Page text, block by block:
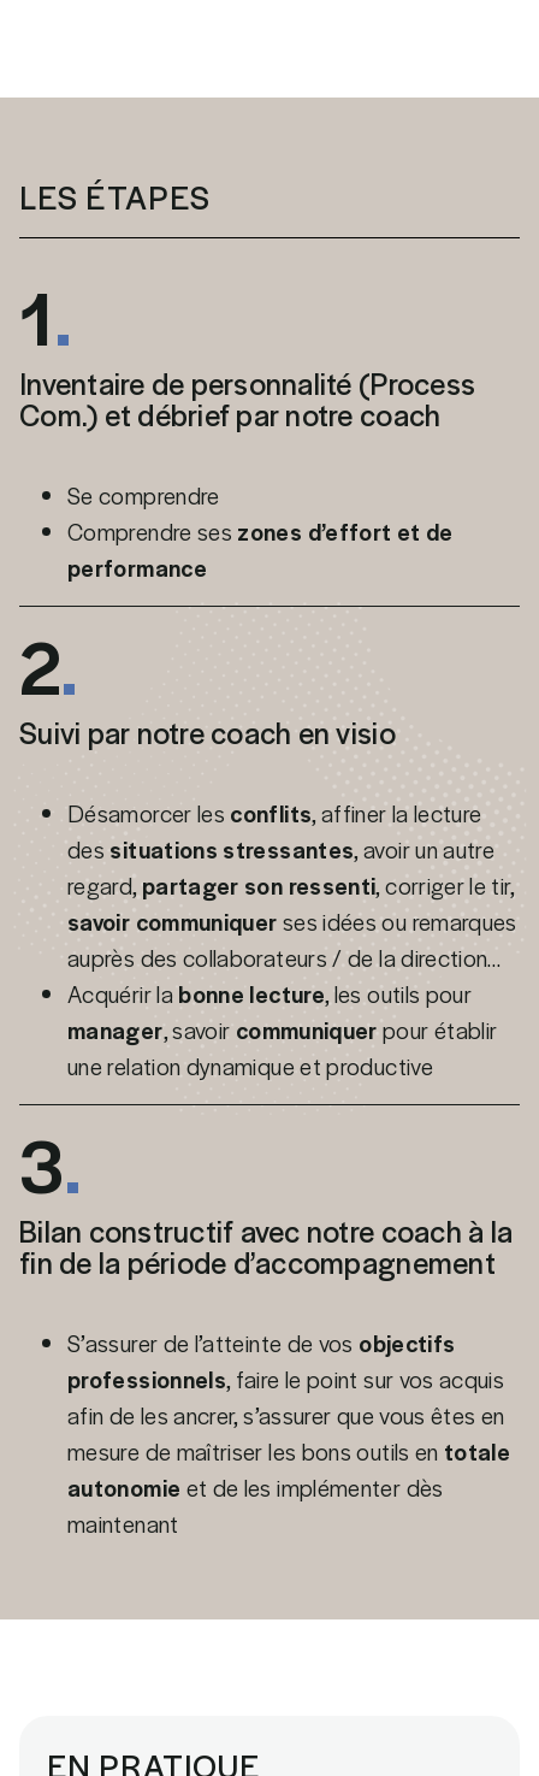
LES ÉTAPES
1.
Inventaire de personnalité (Process
Com.) et débrief par notre coach
Se comprendre
Comprendre ses zones d’effort et de
performance
2.
Suivi par notre coach en visio
Désamorcer les conflits, affiner la lecture
des situations stressantes, avoir un autre
regard,partager son ressenti, corriger le tir,
savoir communiquerses idées ou remarques
auprès des collaborateurs / de la direction…
Acquérir la bonne lecture, les outils pour
manager, savoir communiquerpour établir
une relation dynamique et productive
3.
Bilan constructif avec notre coach à la
fin de la période d’accompagnement
S’assurer de l’atteinte de vos objectifs
professionnels, faire le point sur vos acquis
afin de les ancrer, s’assurer que vous êtes en
mesure de maîtriser les bons outils en totale
autonomie et de les implémenter dès
maintenant
EN PRATIQUE